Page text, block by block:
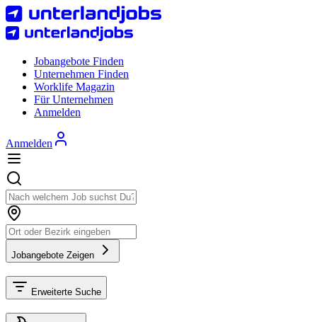
Jobangebote Finden
Unternehmen Finden
Worklife Magazin
Für Unternehmen
Anmelden
Anmelden
Jobangebote Zeigen
Erweiterte Suche